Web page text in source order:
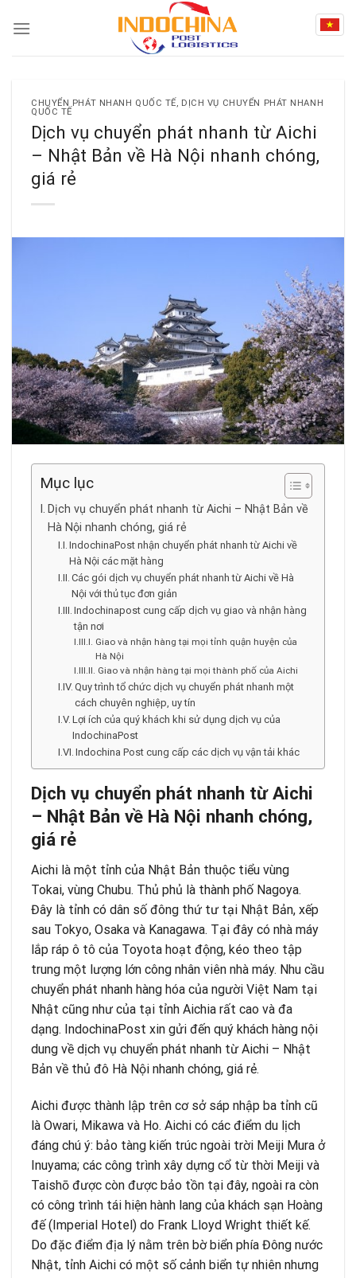
CHUYỂN PHÁT NHANH QUỐC TẾ, DỊCH VỤ CHUYỂN PHÁT NHANH
QUỐC TẾ
Dịch vụ chuyển phát nhanh từ Aichi
– Nhật Bản về Hà Nội nhanh chóng,
giá rẻ
Mục lục
Dịch vụ chuyển phát nhanh từ Aichi – Nhật Bản về
Hà Nội nhanh chóng, giá rẻ
IndochinaPost nhận chuyển phát nhanh từ Aichi về
Hà Nội các mặt hàng
Các gói dịch vụ chuyển phát nhanh từ Aichi về Hà
Nội với thủ tục đơn giản
Indochinapost cung cấp dịch vụ giao và nhận hàng
tận nơi
Giao và nhận hàng tại mọi tỉnh quận huyện của
Hà Nội
Giao và nhận hàng tại mọi thành phố của Aichi
Quy trình tổ chức dịch vụ chuyển phát nhanh một
cách chuyên nghiệp, uy tín
Lợi ích của quý khách khi sử dụng dịch vụ của
IndochinaPost
Indochina Post cung cấp các dịch vụ vận tải khác
Dịch vụ chuyển phát nhanh từ Aichi
– Nhật Bản về Hà Nội nhanh chóng,
giá rẻ
Aichi là một tỉnh của Nhật Bản thuộc tiểu vùng
Tokai, vùng Chubu. Thủ phủ là thành phố Nagoya.
Đây là tỉnh có dân số đông thứ tư tại Nhật Bản, xếp
sau Tokyo, Osaka và Kanagawa. Tại đây có nhà máy
lắp ráp ô tô của Toyota hoạt động, kéo theo tập
trung một lượng lớn công nhân viên nhà máy. Nhu cầu
chuyển phát nhanh hàng hóa của người Việt Nam tại
Nhật cũng như của tại tỉnh Aichia rất cao và đa
dạng. IndochinaPost xin gửi đến quý khách hàng nội
dung về dịch vụ chuyển phát nhanh từ Aichi – Nhật
Bản về thủ đô Hà Nội nhanh chóng, giá rẻ.
Aichi được thành lập trên cơ sở sáp nhập ba tỉnh cũ
là Owari, Mikawa và Ho. Aichi có các điểm du lịch
đáng chú ý: bảo tàng kiến trúc ngoài trời Meiji Mura ở
Inuyama; các công trình xây dựng cổ từ thời Meiji và
Taishō được còn được bảo tồn tại đây, ngoài ra còn
có công trình tái hiện hành lang của khách sạn Hoàng
đế (Imperial Hotel) do Frank Lloyd Wright thiết kế.
Do đặc điểm địa lý nằm trên bờ biển phía Đông nước
Nhật, tỉnh Aichi có một số cảnh biển tự nhiên nhưng